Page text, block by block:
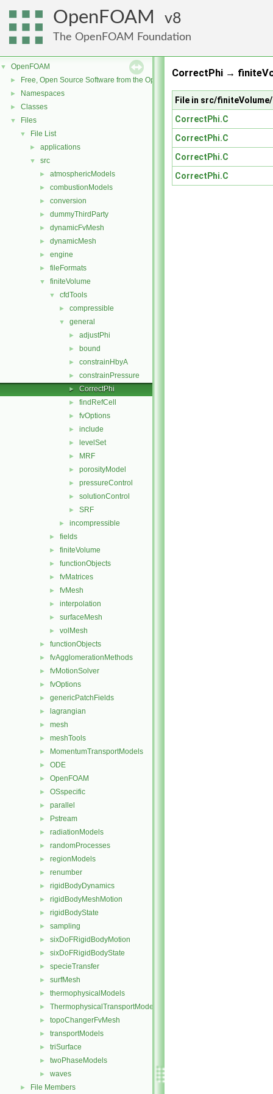
OpenFOAM 8
The OpenFOAM Foundation
▼ OpenFOAM
► Free, Open Source Software from the OpenFOAM Foundation
► Namespaces
► Classes
▼ Files
▼ File List
► applications
▼ src
► atmosphericModels
► combustionModels
► conversion
► dummyThirdParty
► dynamicFvMesh
► dynamicMesh
► engine
► fileFormats
▼ finiteVolume
▼ cfdTools
► compressible
▼ general
► adjustPhi
► bound
► constrainHbyA
► constrainPressure
► CorrectPhi
► findRefCell
► fvOptions
► include
► levelSet
► MRF
► porosityModel
► pressureControl
► solutionControl
► SRF
► incompressible
► fields
► finiteVolume
► functionObjects
► fvMatrices
► fvMesh
► interpolation
► surfaceMesh
► volMesh
► functionObjects
► fvAgglomerationMethods
► fvMotionSolver
► fvOptions
► genericPatchFields
► lagrangian
► mesh
► meshTools
► MomentumTransportModels
► ODE
► OpenFOAM
► OSspecific
► parallel
► Pstream
► radiationModels
► randomProcesses
► regionModels
► renumber
► rigidBodyDynamics
► rigidBodyMeshMotion
► rigidBodyState
► sampling
► sixDoFRigidBodyMotion
► sixDoFRigidBodyState
► specieTransfer
► surfMesh
► thermophysicalModels
► ThermophysicalTransportModels
► topoChangerFvMesh
► transportModels
► triSurface
► twoPhaseModels
► waves
► File Members
CorrectPhi →
File in src/
CorrectPhi.C
CorrectPhi.C
CorrectPhi.C
CorrectPhi.C